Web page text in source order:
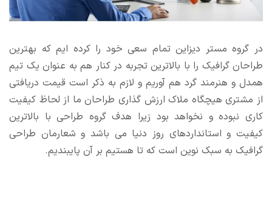
در گروه مستر دیزاین تمام سعی خود را کرده ایم که بهترین
طراحان گرافیک را با بالاترین تجربه در کنار هم به عنوان یک تیم
همدل و هنرمند گرد هم آوریم و لازم به ذکر است قیمت دریافتی
از مشتری هیچگاه ملاک ارزش گذاری طراحان ما از لحاظ کیفیت
کاری نبوده و نخواهد بود زیرا هدف گروه طراحی با بالاترین
کیفیت و استانداردهای روز دنیا می باشد و شعارمان طراحی
گرافیک به سبک نوین است که تا هستیم بر آن پایبندیم.